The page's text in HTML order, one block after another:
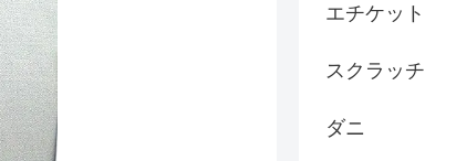
エチケット
スクラッチ
ダニ